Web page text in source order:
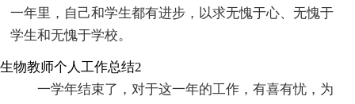
一年里，自己和学生都有进步，以求无愧于心、无愧于
学生和无愧于学校。
生物教师个人工作总结2
一学年结束了，对于这一年的工作，有喜有忧，为